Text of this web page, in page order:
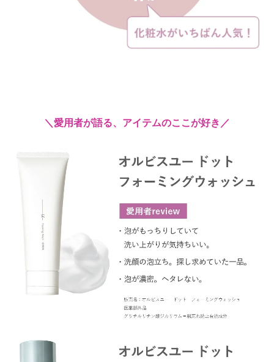
＼愛用者が語る、アイテムのここが好き／